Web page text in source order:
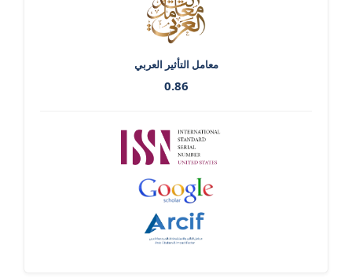
معامل التأثير العربي
0.86